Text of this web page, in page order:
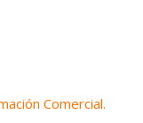
Comercial.